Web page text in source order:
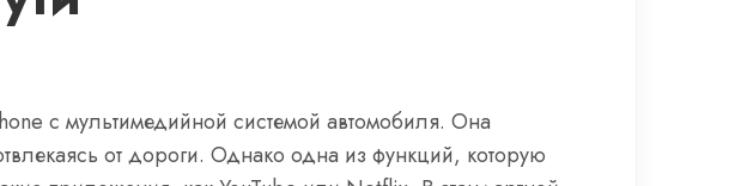
с мультимедийной системой автомобиля. Она
от дороги. Однако одна из функций, которую